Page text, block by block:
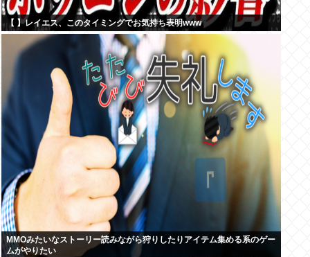
【 】レイエス、このタイミングでお気持ち表明www
MMOみたいなストーリー読みながら狩りしたりアイテム集める系のゲー
ムがやりたい